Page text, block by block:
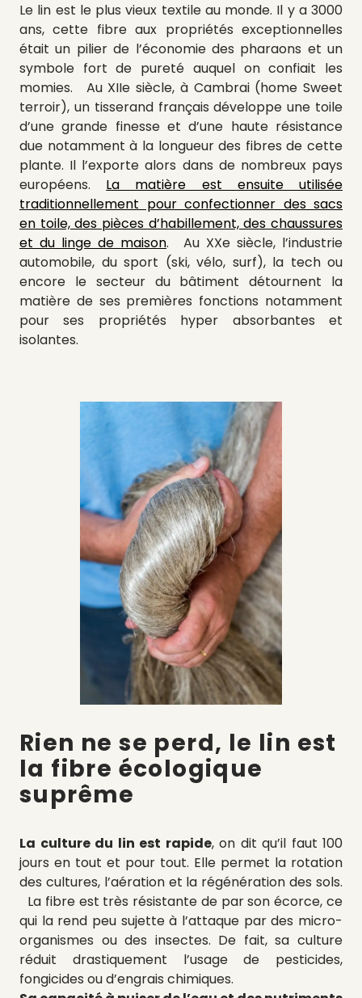
Le lin est le plus vieux textile au monde. Il y a 3000
ans, cette fibre aux propriétés exceptionnelles
était un pilier de l’économie des pharaons et un
symbole fort de pureté auquel on confiait les
momies. Au XIIe siècle, à Cambrai (home Sweet
terroir), un tisserand français développe une toile
d’une grande finesse et d’une haute résistance
due notamment à la longueur des fibres de cette
plante. Il l’exporte alors dans de nombreux pays
européens. La matière est ensuite utilisée
traditionnellement pour confectionner des sacs
en toile, des pièces d’habillement, des chaussures
et du linge de maison. Au XXe siècle, l’industrie
automobile, du sport (ski, vélo, surf), la tech ou
encore le secteur du bâtiment détournent la
matière de ses premières fonctions notamment
pour ses propriétés hyper absorbantes et
isolantes.
Rien ne se perd, le lin est
la fibre écologique
suprême
La culture du lin est rapide, on dit qu’il faut 100
jours en tout et pour tout. Elle permet la rotation
des cultures, l’aération et la régénération des sols.
La fibre est très résistante de par son écorce, ce
qui la rend peu sujette à l’attaque par des micro-
organismes ou des insectes. De fait, sa culture
réduit drastiquement l’usage de pesticides,
fongicides ou d’engrais chimiques.